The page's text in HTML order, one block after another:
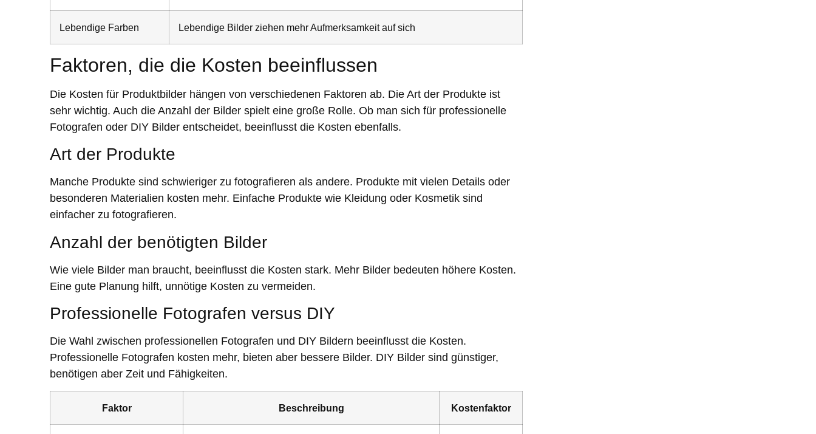
Lebendige Farben Lebendige Bilder ziehen mehr Aufmerksamkeit auf sich
Faktoren, die die Kosten beeinflussen
Die Kosten für Produktbilder hängen von verschiedenen Faktoren ab. Die Art der Produkte ist
sehr wichtig. Auch die Anzahl der Bilder spielt eine große Rolle. Ob man sich für professionelle
Fotografen oder DIY Bilder entscheidet, beeinflusst die Kosten ebenfalls.
Art der Produkte
Manche Produkte sind schwieriger zu fotografieren als andere. Produkte mit vielen Details oder
besonderen Materialien kosten mehr. Einfache Produkte wie Kleidung oder Kosmetik sind
einfacher zu fotografieren.
Anzahl der benötigten Bilder
Wie viele Bilder man braucht, beeinflusst die Kosten stark. Mehr Bilder bedeuten höhere Kosten.
Eine gute Planung hilft, unnötige Kosten zu vermeiden.
Professionelle Fotografen versus DIY
Die Wahl zwischen professionellen Fotografen und DIY Bildern beeinflusst die Kosten.
Professionelle Fotografen kosten mehr, bieten aber bessere Bilder. DIY Bilder sind günstiger,
benötigen aber Zeit und Fähigkeiten.
Faktor Beschreibung Kostenfaktor